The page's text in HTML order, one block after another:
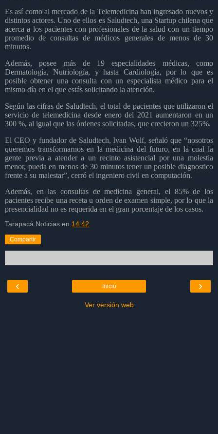
Es así como al mercado de la Telemedicina han ingresado nuevos y
distintos actores. Uno de ellos es Saludtech, una Startup chilena que
acerca a los pacientes con profesionales de la salud con un tiempo
promedio de consultas de médicos generales de menos de 30
minutos.
Además, posee más de 19 especialidades médicas, como
Dermatología, Nutriología, y hasta Cardiología, por lo que es
posible obtener una consulta con un especialista médico para el
mismo día en el que estás solicitando la atención.
Según las cifras de Saludtech, el total de pacientes que utilizaron el
servicio de telemedicina desde enero del 2021 aumentaron en un
300 %, al igual que las órdenes solicitadas, que crecieron un 325%.
El CEO y fundador de Saludtech, Ivan Wolf, señaló que “nosotros
queremos transformarnos en la medicina del futuro, en la cual la
gente previa a atender a un recinto asistencial por una molestia
menor, pueda en menos de 30 minutos tener un posible diagnostico
frente a su malestar”, cerró el ingeniero civil en computación.
Además, en las consultas de medicina general, el 85% de los
pacientes recibe una receta u orden de examen simple, por lo que la
presencialidad no es requerida en el gran porcentaje de los casos.
Tarapacá Noticias en 14:42
Compartir
‹ ›
Inicio
Ver versión web